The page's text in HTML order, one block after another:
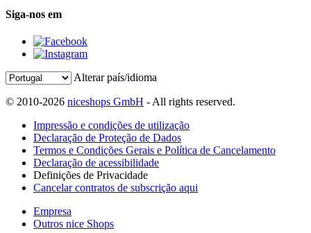
Siga-nos em
Alterar país/idioma
© 2010-2026 niceshops GmbH - All rights reserved.
Impressão e condições de utilização
Declaração de Proteção de Dados
Termos e Condições Gerais e Política de Cancelamento
Declaração de acessibilidade
Definições de Privacidade
Cancelar contratos de subscrição aqui
Empresa
Outros nice Shops